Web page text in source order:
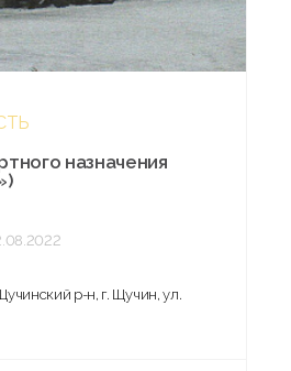
назначения
р-н, г. Щучин, ул.